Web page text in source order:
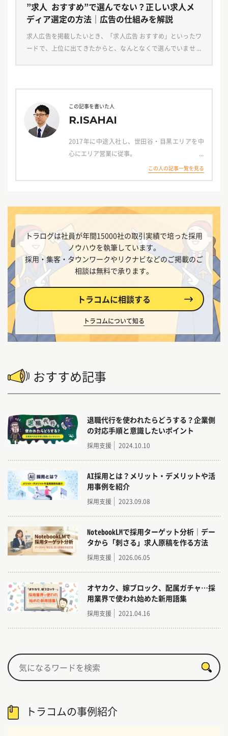
”求人 おすすめ”で選んでない？正しい求人メ
ディア選定の方法｜広告の仕組みを解説
求人広告を掲載したいとき、「求人広告 おすすめ」といったワ
ードで、上位に出てきたからと、なんとなくで選んでいません
この記事を書いた人
R.ISAHAI
この人の記事一覧を見る
2017年に中途入社し、世田谷・目黒エリアを中
心にエリア営業に従事。
広告分析や数字にもとづく振り返りを得意として
いたことを評価され、
型広告をメインに分析・プランニングを学ぶ。
2023年には同グループのリーダーに就任し、後
進育成にも携わり、
2024年には大手企業様を中心に担当する部署へ
異動し、
採用できる広告運用・設計に励んでいる。
トラログは社員が年間15000社の取引実績で培った採用
ノウハウを執筆しています。
採用・集客・タウンワークやリクナビなどのご掲載のご
相談は無料で承ります。
トラコムに相談する
トラコムについて知る
おすすめ記事
退職代行を使われたらどうする？企業側
の対応手順と意識したいポイント
採用支援 2024.10.10
AI採用とは？メリット・デメリットや活
用事例を紹介
採用支援 2023.09.08
NotebookLMで採用ターゲット分析｜デー
タから「刺さる」求人原稿を作る方法
採用支援 2026.06.05
オヤカク、嫁ブロック、配属ガチャ…採
用業界で使われ始めた新用語集
採用支援 2021.04.16
トラコムの事例紹介